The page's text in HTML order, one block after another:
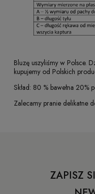
Bluzę uszyliśmy w Polsce.
kupujemy od Polskich
Skład: 80 % bawełna 20%
Zalecamy pranie delikatne
ZAPISZ